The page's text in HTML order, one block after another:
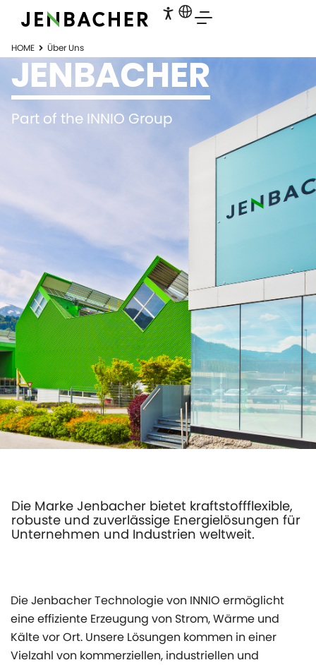
HOME Über Uns
JENBACHER
Part of the INNIO Group
Die Marke Jenbacher bietet kraftstoffflexible,
robuste und zuverlässige Energielösungen für
Unternehmen und Industrien weltweit.
Die Jenbacher Technologie von INNIO ermöglicht
eine effiziente Erzeugung von Strom, Wärme und
Kälte vor Ort. Unsere Lösungen kommen in einer
Vielzahl von kommerziellen, industriellen und